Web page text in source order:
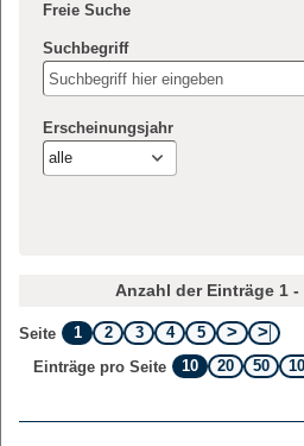
Freie Suche
Suchbegriff
Erscheinungsjahr
alle
Anzahl der Einträge 1 -
Seite 1 2 3 4
5
Einträge pro Seite
10 20 50